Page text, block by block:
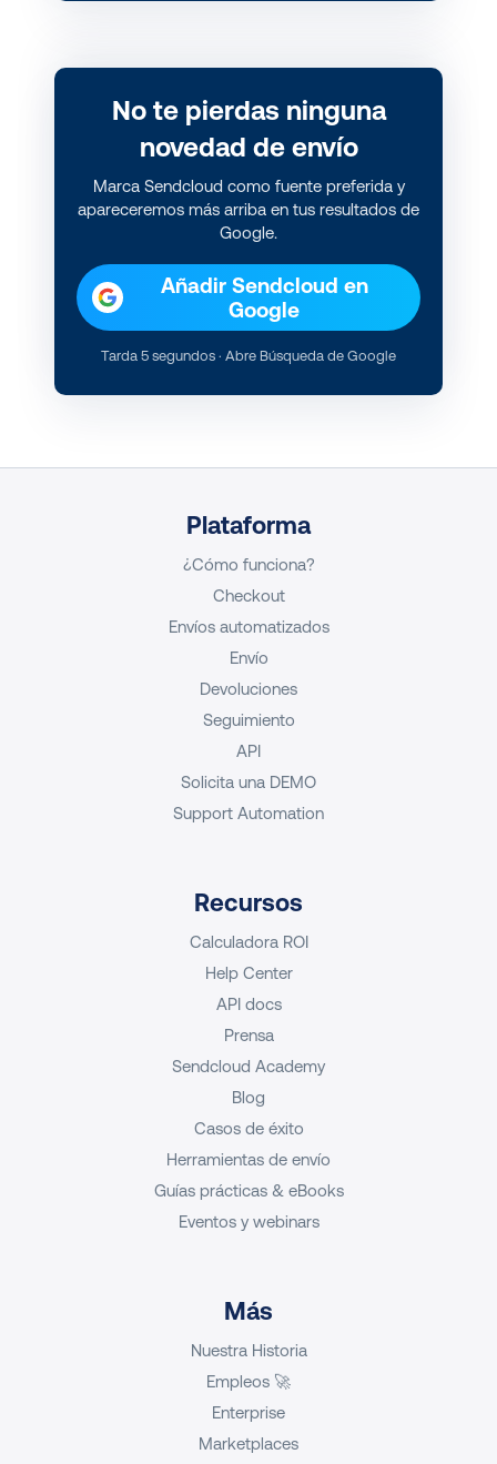
No te pierdas ninguna
novedad de envío
Marca Sendcloud como fuente preferida y
apareceremos más arriba en tus resultados de
Google.
Añadir Sendcloud en
Google
Tarda 5 segundos · Abre Búsqueda de Google
Plataforma
¿Cómo funciona?
Checkout
Envíos automatizados
Envío
Devoluciones
Seguimiento
API
Solicita una DEMO
Support Automation
Recursos
Calculadora ROI
Help Center
API docs
Prensa
Sendcloud Academy
Blog
Casos de éxito
Herramientas de envío
Guías prácticas & eBooks
Eventos y webinars
Más
Nuestra Historia
Empleos 🚀
Enterprise
Marketplaces